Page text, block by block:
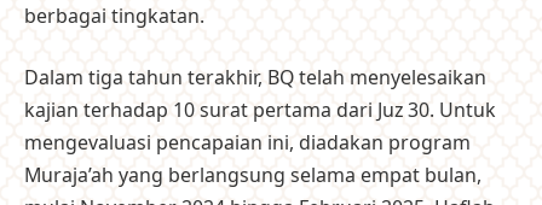
berbagai tingkatan.
Dalam tiga tahun terakhir, BQ telah menyelesaikan
kajian terhadap 10 surat pertama dari Juz 30. Untuk
mengevaluasi pencapaian ini, diadakan program
Muraja’ah yang berlangsung selama empat bulan,